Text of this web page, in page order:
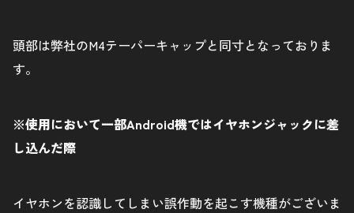
頭部は弊社のM4テーパーキャップと同寸となっておりま
す。
※使用において一部Android機ではイヤホンジャックに差
し込んだ際
イヤホンを認識してしまい誤作動を起こす機種がございま